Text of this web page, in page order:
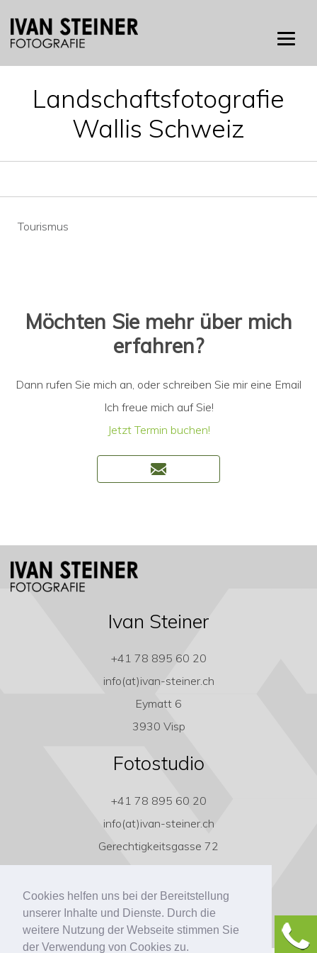
Cookies helfen uns bei der Bereitstellung
unserer Inhalte und Dienste. Durch die
weitere Nutzung der Webseite stimmen Sie
der Verwendung von Cookies zu.
Landschaftsfotografie
Wallis Schweiz
Beitragsnavigation
Tourismus
Möchten Sie mehr über mich
erfahren?
Dann rufen Sie mich an, oder schreiben Sie mir eine Email
Ich freue mich auf Sie!
Jetzt Termin buchen!
Ivan Steiner
+41 78 895 60 20
info(at)ivan-steiner.ch
Eymatt 6
3930 Visp
Fotostudio
+41 78 895 60 20
info(at)ivan-steiner.ch
Gerechtigkeitsgasse 72
3011 Bern